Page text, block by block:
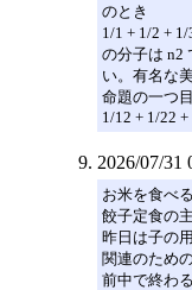
のとき
1/1 + 1/2 + 1/
の分子は n2
い。有名な
命題の一つ
1/12 + 1/22 +
2026/07/31
お米を食べ
餃子定食の
昨日は子の
関連のため
前中で終わ